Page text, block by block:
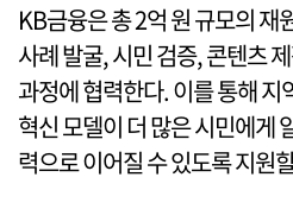
KB금융은 총 2억 원 규모의 재
사례 발굴, 시민 검증, 콘텐츠
과정에 협력한다. 이를 통해
혁신 모델이 더 많은 시민에게
력으로 이어질 수 있도록 지원